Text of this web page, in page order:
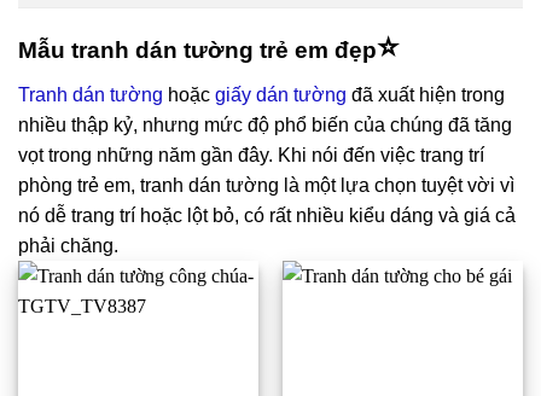
Mẫu tranh dán tường trẻ em đẹp⭐
Tranh dán tường hoặc giấy dán tường đã xuất hiện trong
nhiều thập kỷ, nhưng mức độ phổ biến của chúng đã tăng
vọt trong những năm gần đây. Khi nói đến việc trang trí
phòng trẻ em, tranh dán tường là một lựa chọn tuyệt vời vì
nó dễ trang trí hoặc lột bỏ, có rất nhiều kiểu dáng và giá cả
phải chăng.